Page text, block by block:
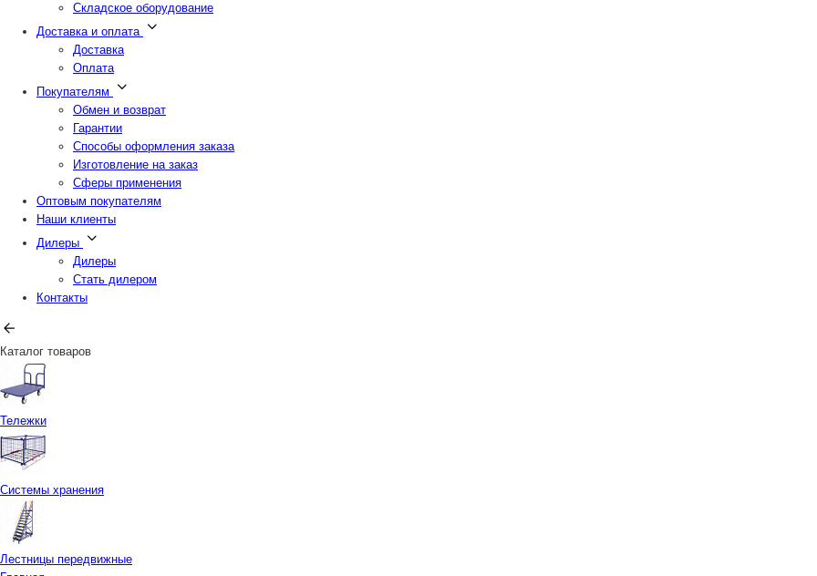
Складское оборудование
Доставка и оплата
Доставка
Оплата
Покупателям
Обмен и возврат
Гарантии
Способы оформления заказа
Изготовление на заказ
Сферы применения
Оптовым покупателям
Наши клиенты
Дилеры
Дилеры
Стать дилером
Контакты
Каталог товаров
Тележки
Системы хранения
Лестницы передвижные